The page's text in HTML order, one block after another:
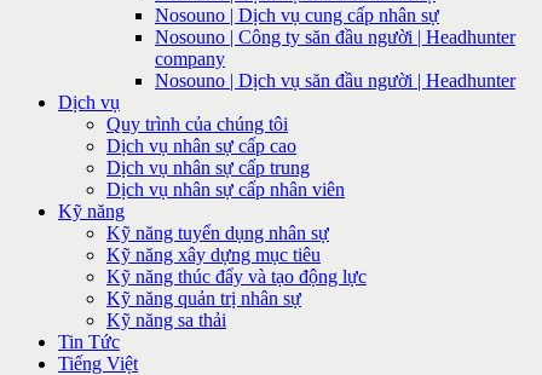
Nosouno | Dịch vụ cung cấp nhân sự
Nosouno | Công ty săn đầu người | Headhunter
company
Nosouno | Dịch vụ săn đầu người | Headhunter
Dịch vụ
Quy trình của chúng tôi
Dịch vụ nhân sự cấp cao
Dịch vụ nhân sự cấp trung
Dịch vụ nhân sự cấp nhân viên
Kỹ năng
Kỹ năng tuyển dụng nhân sự
Kỹ năng xây dựng mục tiêu
Kỹ năng thúc đẩy và tạo động lực
Kỹ năng quản trị nhân sự
Kỹ năng sa thải
Tin Tức
Tiếng Việt